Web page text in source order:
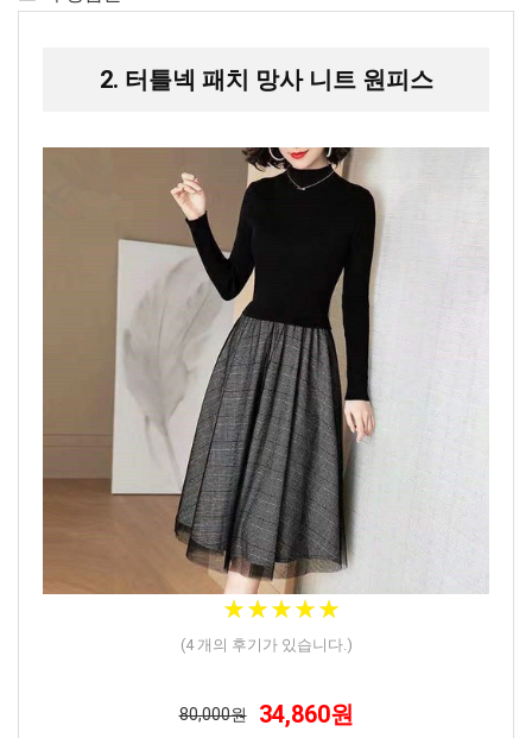
2. 터틀넥 패치 망사 니트 원피스
★★★★★
★★★★★
(4개의 후기가 있습니다.)
80,000원 34,860원